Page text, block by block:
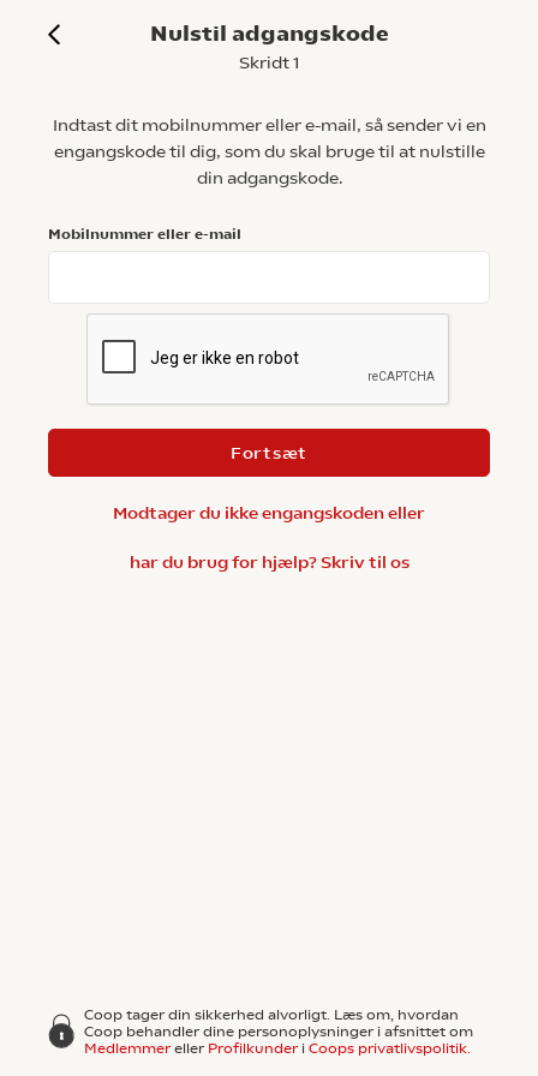
Nulstil adgangskode
Skridt 1
Indtast dit mobilnummer eller e-mail, så sender vi en
engangskode til dig, som du skal bruge til at nulstille
din adgangskode.
Mobilnummer eller e-mail
Fortsæt
Modtager du ikke engangskoden eller
har du brug for hjælp? Skriv til os
Coop tager din sikkerhed alvorligt. Læs om, hvordan
Coop behandler dine personoplysninger i afsnittet om
Medlemmereller Profilkunderi Coops privatlivspolitik.